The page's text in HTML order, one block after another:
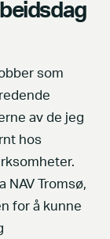
som
av de jeg
hos
NAV Tromsø,
for å kunne